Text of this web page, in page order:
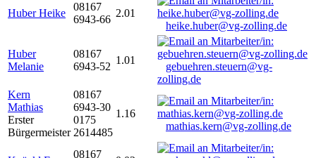
Huber Heike
08167
6943-66
2.01
heike.huber@vg-zolling.de
Huber
Melanie
08167
6943-52
1.01
gebuehren.steuern@vg-
zolling.de
Kern
Mathias
Erster
Bürgermeister
08167
6943-30
0175
2614485
1.16
mathias.kern@vg-zolling.de
08167